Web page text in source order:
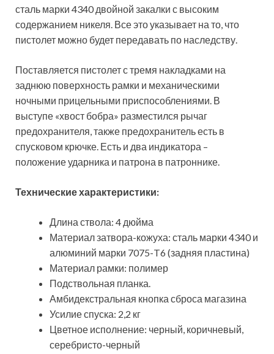
сталь марки 4340 двойной закалки с высоким
содержанием никеля. Все этоуказывает на то, что
пистолет можно будет передавать по наследству.
Поставляется пистолет с тремя накладками на
заднюю поверхность рамки и механическими
ночными прицельными приспособлениями. В
выступе «хвост бобра» разместился рычаг
предохранителя, также предохранитель есть в
спусковом крючке. Есть и два индикатора –
положение ударника и патрона в патроннике.
Технические характеристики:
Длина ствола: 4 дюйма
Материал затвора-кожуха: сталь марки 4340 и
алюминий марки 7075-T6 (задняя пластина)
Материал рамки: полимер
Подствольная планка.
Амбидекстральная кнопка сброса магазина
Усилие спуска: 2,2 кг
Цветное исполнение: черный, коричневый,
серебристо-черный